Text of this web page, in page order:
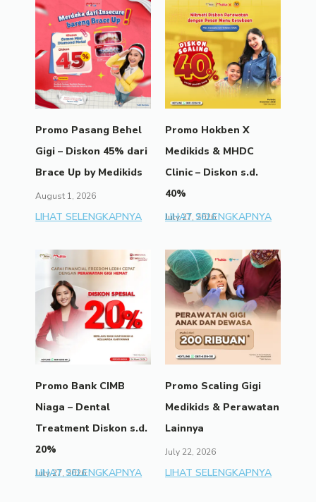
Promo Pasang Behel
Gigi – Diskon 45% dari
Brace Up by Medikids
August 1, 2026
LIHAT SELENGKAPNYA
Promo Hokben X
Medikids & MHDC
Clinic – Diskon s.d.
40%
July 27, 2026
LIHAT SELENGKAPNYA
Promo Bank CIMB
Niaga – Dental
Treatment Diskon s.d.
20%
July 27, 2026
LIHAT SELENGKAPNYA
Promo Scaling Gigi
Medikids & Perawatan
Lainnya
July 22, 2026
LIHAT SELENGKAPNYA